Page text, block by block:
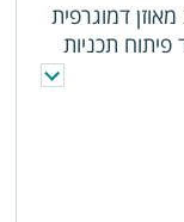
דמוגרפית
תכניות
לפיתוח הגליל
על מנת
אשר ימשוך
הקיימת. עריכת
באופן שיעורר